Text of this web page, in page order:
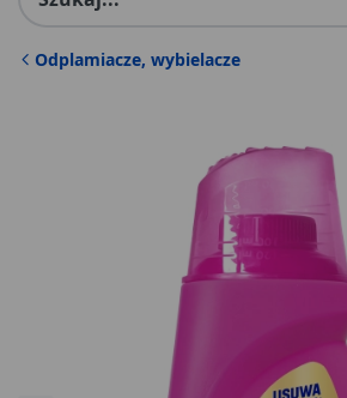
Odplamiacze, wybielacze